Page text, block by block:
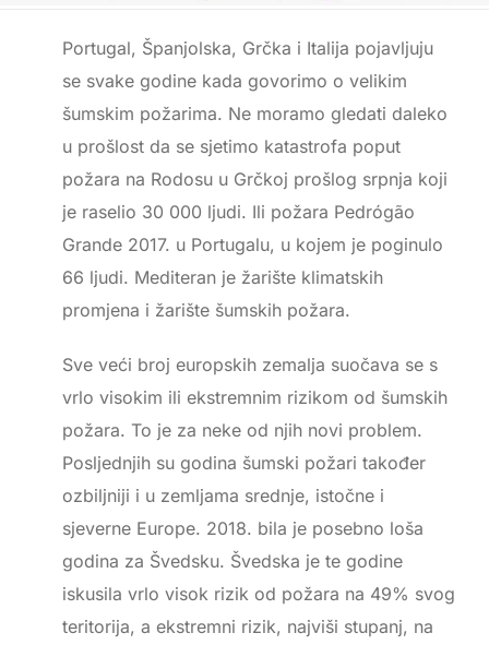
Portugal, Španjolska, Grčka i Italija pojavljuju
se svake godine kada govorimo o velikim
šumskim požarima. Ne moramo gledati daleko
u prošlost da se sjetimo katastrofa poput
požara na Rodosu u Grčkoj prošlog srpnja koji
je raselio 30 000 ljudi. Ili požara Pedrógão
Grande 2017. u Portugalu, u kojem je poginulo
66 ljudi. Mediteran je žarište klimatskih
promjena i žarište šumskih požara.
Sve veći broj europskih zemalja suočava se s
vrlo visokim ili ekstremnim rizikom od šumskih
požara. To je za neke od njih novi problem.
Posljednjih su godina šumski požari također
ozbiljniji i u zemljama srednje, istočne i
sjeverne Europe. 2018. bila je posebno loša
godina za Švedsku. Švedska je te godine
iskusila vrlo visok rizik od požara na 49% svog
teritorija, a ekstremni rizik, najviši stupanj, na